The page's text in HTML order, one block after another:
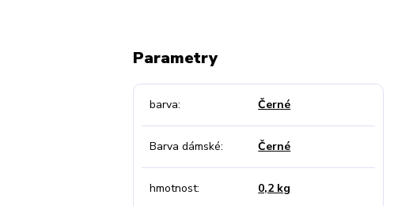
Parametry
barva Černé
Barva dámské Černé
hmotnost 0,2 kg